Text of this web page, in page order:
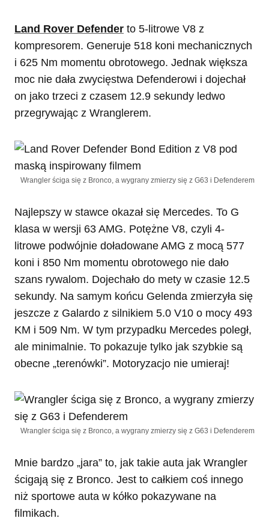
Land Rover Defender to 5-litrowe V8 z
kompresorem. Generuje 518 koni mechanicznych
i 625 Nm momentu obrotowego. Jednak większa
moc nie dała zwycięstwa Defenderowi i dojechał
on jako trzeci z czasem 12.9 sekundy ledwo
przegrywając z Wranglerem.
Wrangler ściga się z Bronco, a wygrany zmierzy się z G63 i Defenderem
Najlepszy w stawce okazał się Mercedes. To G
klasa w wersji 63 AMG. Potężne V8, czyli 4-
litrowe podwójnie doładowane AMG z mocą 577
koni i 850 Nm momentu obrotowego nie dało
szans rywalom. Dojechało do mety w czasie 12.5
sekundy. Na samym końcu Gelenda zmierzyła się
jeszcze z Galardo z silnikiem 5.0 V10 o mocy 493
KM i 509 Nm. W tym przypadku Mercedes poległ,
ale minimalnie. To pokazuje tylko jak szybkie są
obecne „terenówki”. Motoryzacjo nie umieraj!
Wrangler ściga się z Bronco, a wygrany zmierzy się z G63 i Defenderem
Mnie bardzo „jara” to, jak takie auta jak Wrangler
ścigają się z Bronco. Jest to całkiem coś innego
niż sportowe auta w kółko pokazywane na
filmikach.